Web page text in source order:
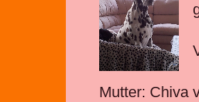
Mutter: Chiva